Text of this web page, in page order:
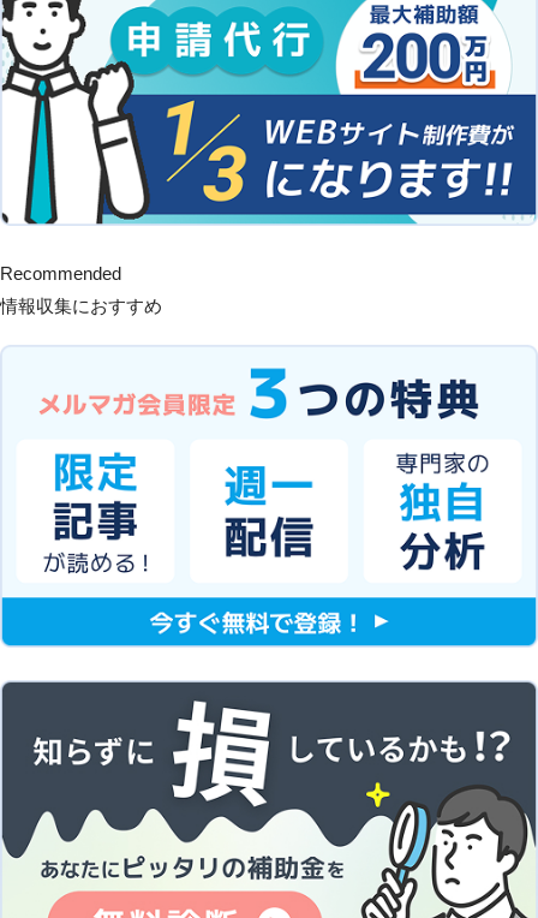
Recommended
情報収集におすすめ